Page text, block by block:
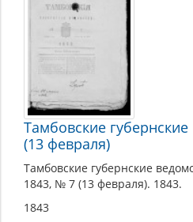
Тамбовские
(13 февраля)
Тамбовские губернские
1843, № 7 (13 февраля). 1843.
1843